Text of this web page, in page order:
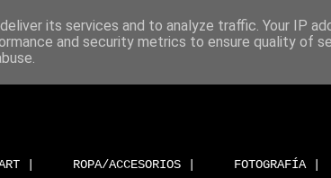
| ROPA/ACCESORIOS | FOTOGRAFÍA |
its services and to analyze traffic. Your IP
and security metrics to ensure quality of